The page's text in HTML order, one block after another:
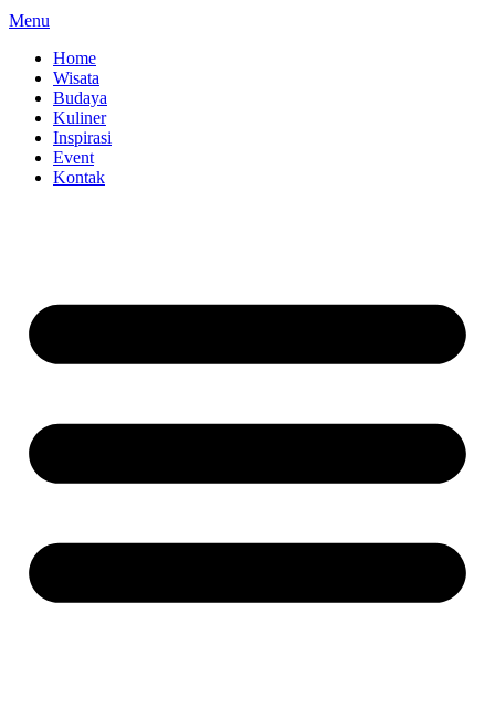
Menu
Home
Wisata
Budaya
Kuliner
Inspirasi
Event
Kontak